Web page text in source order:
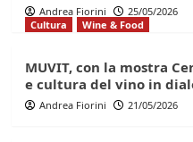
Andrea Fiorini
25/05/2026
Cultura
Wine & Food
MUVIT, con la mostra
e cultura del vino in
Andrea Fiorini 21/05/2026